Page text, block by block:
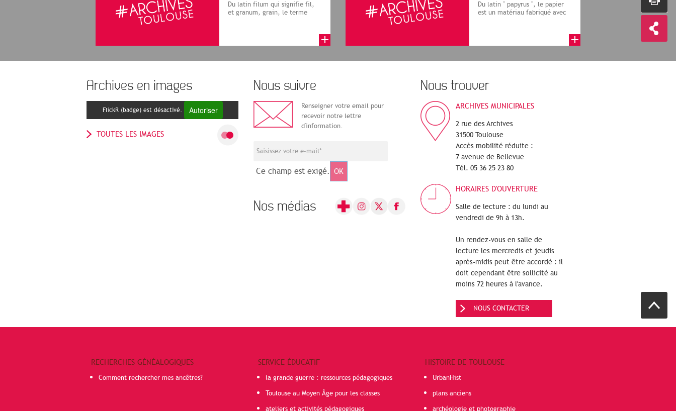
Du latin filum qui signifie fil,
et granum, grain, le terme
Du latin " papyrus ", le papier
est un matériau fabriqué avec
Archives en images
FlickR (badge) est désactivé. Autoriser
TOUTES LES IMAGES
Nous suivre
Renseigner votre email pour
recevoir notre lettre
d'information.
Ce champ est exigé. OK
Nos médias
Nous trouver
ARCHIVES MUNICIPALES
2 rue des Archives
31500 Toulouse
Accès mobilité réduite :
7 avenue de Bellevue
Tél. 05 36 25 23 80
HORAIRES D'OUVERTURE
Salle de lecture : du lundi au
vendredi de 9h à 13h.
Un rendez-vous en salle de
lecture les mercredis et jeudis
après-midis peut être accordé : il
doit cependant être sollicité au
moins 72 heures à l'avance.
NOUS CONTACTER
RECHERCHES GÉNÉALOGIQUES
Comment rechercher mes ancêtres?
SERVICE ÉDUCATIF
la grande guerre : ressources pédagogiques
Toulouse au Moyen Âge pour les classes
ateliers et activités pédagogiques
HISTOIRE DE TOULOUSE
UrbanHist
plans anciens
archéologie et photographie